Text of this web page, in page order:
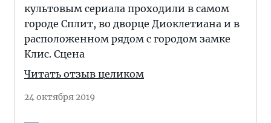
культовым сериала проходили в самом
городе Сплит, во дворце Диоклетиана и в
расположенном рядом с городом замке
Клис. Сцена
Читать отзыв целиком
24 октября 2019